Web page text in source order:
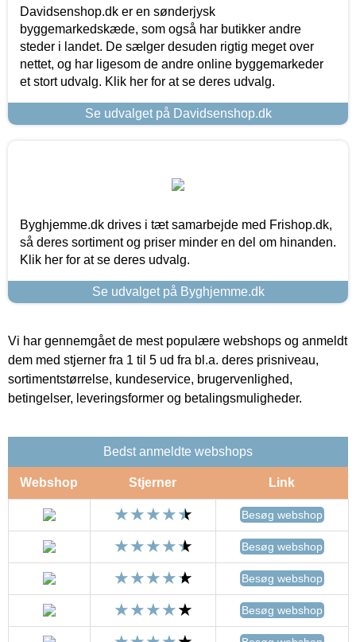
Davidsenshop.dk er en sønderjysk
byggemarkedskæde, som også har butikker andre
steder i landet. De sælger desuden rigtig meget over
nettet, og har ligesom de andre online byggemarkeder
et stort udvalg. Klik her for at se deres udvalg.
Se udvalget på Davidsenshop.dk
Byghjemme.dk drives i tæt samarbejde med Frishop.dk,
så deres sortiment og priser minder en del om hinanden.
Klik her for at se deres udvalg.
Se udvalget på Byghjemme.dk
Vi har gennemgået de mest populære webshops og anmeldt
dem med stjerner fra 1 til 5 ud fra bl.a. deres prisniveau,
sortimentstørrelse, kundeservice, brugervenlighed,
betingelser, leveringsformer og betalingsmuligheder.
Bedst anmeldte webshops
Webshop Stjerner Link
Besøg webshop
Besøg webshop
Besøg webshop
Besøg webshop